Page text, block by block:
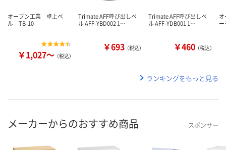
オープン工業 卓上ベ
ル TB-10
￥1,027～ （税込）
Trimate AFF呼び出しベ
ル AFF-YBD002 1…
￥693 （税込）
Trimate AFF呼び出しベ
ル AFF-YDB001 1…
￥460 （税込）
ランキングをもっと見る
メーカーからのおすすめ商品 スポンサー